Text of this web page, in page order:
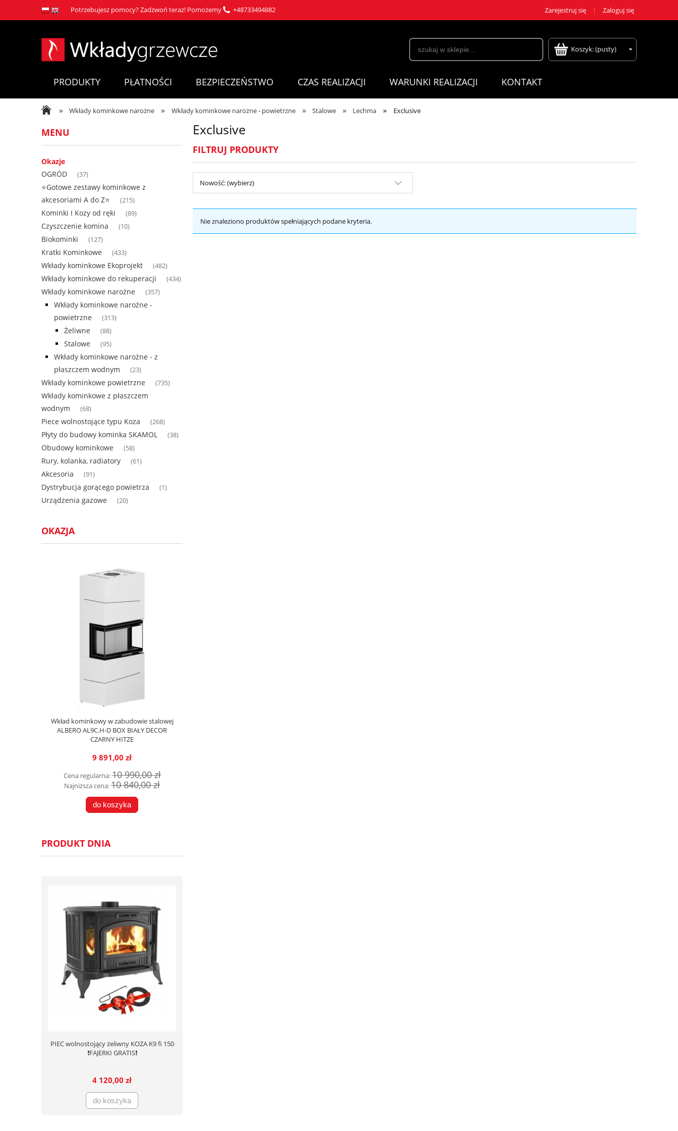
Potrzebujesz pomocy? Zadzwoń teraz! Pomożemy +48733494882 Zarejestruj się Zaloguj się
Koszyk:(pusty)
PRODUKTY PŁATNOŚCI BEZPIECZEŃSTWO CZAS REALIZACJI WARUNKI REALIZACJI KONTAKT
» Wkłady kominkowe narożne » Wkłady kominkowe narożne - powietrzne » Stalowe » Lechma » Exclusive
MENU
Okazje
OGRÓD
(37)
⭐Gotowe zestawy kominkowe z
akcesoriami A do Z⭐
(215)
Kominki I Kozy od ręki (89)
Czyszczenie komina (10)
Biokominki (127)
Kratki Kominkowe (433)
Wkłady kominkowe Ekoprojekt (482)
Wkłady kominkowe do rekuperacji (434)
Wkłady kominkowe narożne (357)
Wkłady kominkowe narożne -
powietrzne
(313)
Żeliwne (88)
Stalowe (95)
Wkłady kominkowe narożne - z
płaszczem wodnym
(23)
Wkłady kominkowe powietrzne (735)
Wkłady kominkowe z płaszczem
wodnym
(68)
Piece wolnostojące typu Koza (268)
Płyty do budowy kominka SKAMOL (38)
Obudowy kominkowe (58)
Rury, kolanka, radiatory (61)
Akcesoria (91)
Dystrybucja gorącego powietrza (1)
Urządzenia gazowe (20)
OKAZJA
Wkład kominkowy w zabudowie stalowej
ALBERO AL9C.H-D BOX BIAŁY DECOR
CZARNY HITZE
9 891,00 zł
Cena regularna:10 990,00 zł
Najniższa cena:10 840,00 zł
do koszyka
PRODUKT DNIA
PIEC wolnostojący żeliwny KOZA K9 fi 150
❗FAJERKI GRATIS❗
4 120,00 zł
do koszyka
Exclusive
FILTRUJ PRODUKTY
Nowość: (wybierz)
Nie znaleziono produktów spełniających podane kryteria.